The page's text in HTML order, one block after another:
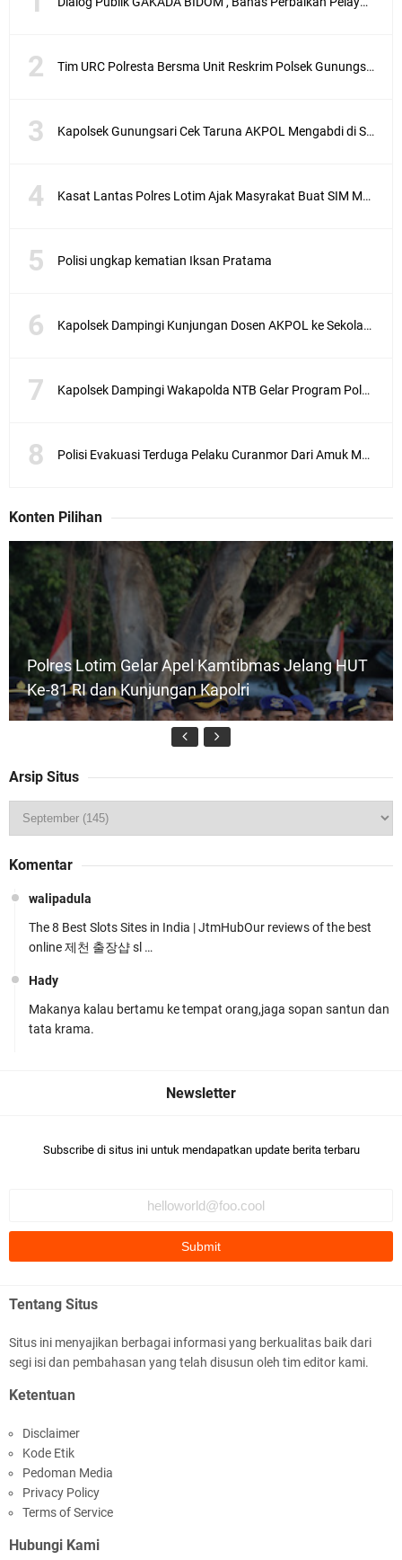
Tim URC Polresta Bersma Unit Reskrim Polsek Gunungsari Tangkap Pelaku Curanmor
Kapolsek Gunungsari Cek Taruna AKPOL Mengabdi di SRD 4
Kasat Lantas Polres Lotim Ajak Masyrakat Buat SIM Melalui SATPAS Bukan Calo
Polisi ungkap kematian Iksan Pratama
Kapolsek Dampingi Kunjungan Dosen AKPOL ke Sekolah Rakyat Gunungsari
Kapolsek Dampingi Wakapolda NTB Gelar Program Polmas di Kelurahan Taman Sari
Polisi Evakuasi Terduga Pelaku Curanmor Dari Amuk Masa
Konten Pilihan
Polres Lotim Gelar Apel Kamtibmas Jelang HUT
Ke-81 RI dan Kunjungan Kapolri
Rosyadi, S.H. Siap Melanjukan
Ditlantas Polda NTB Edukasi Tertib Berlalu di
Polda NTB Apresiasi BKTM Lelede Sampaikan
Pesan Kamtibmas
Arsip Situs
Komentar
walipadula
The 8 Best Slots Sites in India | JtmHubOur reviews of the best
online 제천 출장샵 sl …
Hady
Makanya kalau bertamu ke tempat orang,jaga sopan santun dan
tata krama.
Subscribe di situs ini untuk mendapatkan update berita terbaru
Tentang Situs
Situs ini menyajikan berbagai informasi yang berkualitas baik dari
segi isi dan pembahasan yang telah disusun oleh tim editor kami.
Ketentuan
Disclaimer
Kode Etik
Pedoman Media
Privacy Policy
Terms of Service
Hubungi Kami